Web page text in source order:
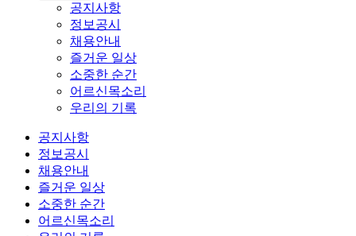
공지사항
정보공시
채용안내
즐거운 일상
소중한 순간
어르신목소리
우리의 기록
공지사항
정보공시
채용안내
즐거운 일상
소중한 순간
어르신목소리